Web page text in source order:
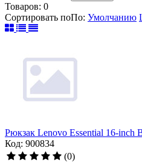
Товаров: 0
Сортировать поПо: Умолчанию
Рюкзак Lenovo Essential 16-inch
Код: 900834
(0)